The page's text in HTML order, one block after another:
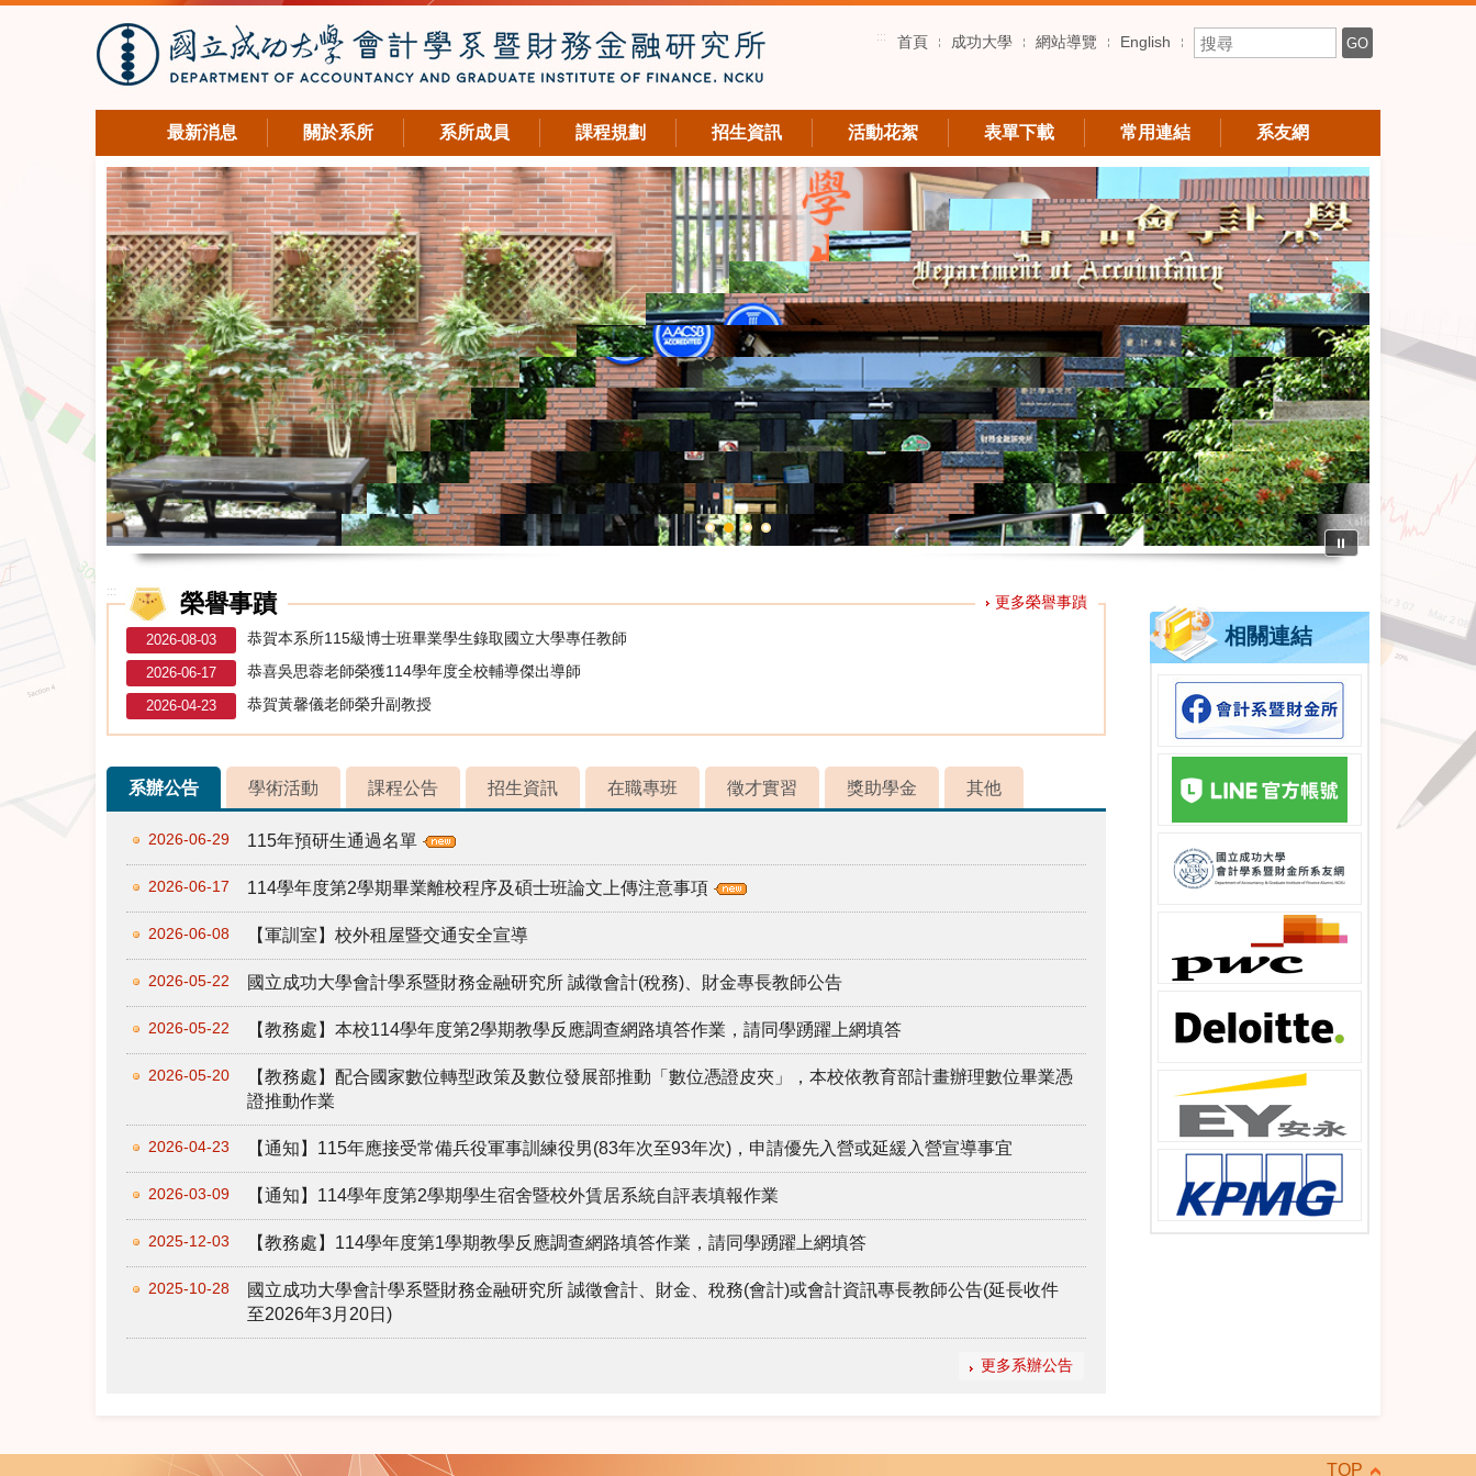
::: 首頁 成功大學 網站導覽 English 搜尋關鍵字 GO
最新消息 關於系所 系所成員 課程規劃 招生資訊 活動花絮 表單下載 常用連結 系友網
⏸
::: 榮譽事蹟 更多榮譽事蹟
2026-08-03 恭賀本系所115級博士班畢業學生錄取國立大學專任教師
2026-06-17 恭喜吳思蓉老師榮獲114學年度全校輔導傑出導師
2026-04-23 恭賀黃馨儀老師榮升副教授
系辦公告 學術活動 課程公告 招生資訊 在職專班 徵才實習 獎助學金 其他
2026-06-29 115年預研生通過名單
2026-06-17 114學年度第2學期畢業離校程序及碩士班論文上傳注意事項
2026-06-08 【軍訓室】校外租屋暨交通安全宣導
2026-05-22 國立成功大學會計學系暨財務金融研究所 誠徵會計(稅務)、財金專長教師公告
2026-05-22 【教務處】本校114學年度第2學期教學反應調查網路填答作業，請同學踴躍上網填答
2026-05-20
【教務處】配合國家數位轉型政策及數位發展部推動「數位憑證皮夾」，本校依教育部計畫辦理數位畢業憑
證推動作業
2026-04-23 【通知】115年應接受常備兵役軍事訓練役男(83年次至93年次)，申請優先入營或延緩入營宣導事宜
2026-03-09 【通知】114學年度第2學期學生宿舍暨校外賃居系統自評表填報作業
2025-12-03 【教務處】114學年度第1學期教學反應調查網路填答作業，請同學踴躍上網填答
2025-10-28
國立成功大學會計學系暨財務金融研究所 誠徵會計、財金、稅務(會計)或會計資訊專長教師公告(延長收件
至2026年3月20日)
更多系辦公告
相關連結
TOP